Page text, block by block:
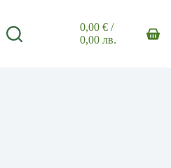
Shopping
0,00 €/
0,00 лв.